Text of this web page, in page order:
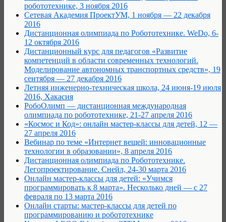
робототехнике, 3 ноября 2016
Сетевая Академия ПроектУМ, 1 ноября — 22 декабря
2016
Дистанционная олимпиада по Робототехнике. WeDo, 6-
12 октября 2016
Дистанционный курс для педагогов «Развитие
компетенций в области современных технологий.
Моделирование автономных транспортных средств», 19
сентября — 27 декабря 2016
Летняя инженерно-техническая школа, 24 июня-19 июля
2016, Хакасия
РобоОлимп — дистанционная международная
олимпиада по робототехнике, 21-27 апреля 2016
«Космос и Код»: онлайн мастер-классы для детей, 12 —
27 апреля 2016
Вебинар по теме «Интернет вещей: инновационные
технологии в образовании», 8 апреля 2016
Дистанционная олимпиада по Робототехнике.
Легопроектирование. Снейл, 24-30 марта 2016
Онлайн мастер-классы для детей: «Учимся
программировать к 8 марта». Несколько дней — с 27
февраля по 13 марта 2016
Онлайн старты: мастер-классы для детей по
программированию и робототехнике